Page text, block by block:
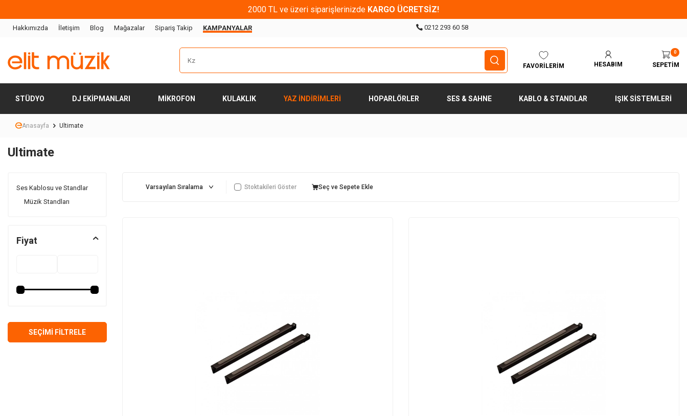
2000 TL ve üzeri siparişlerinizde KARGO ÜCRETSİZ!
Hakkımızda İletişim Blog Mağazalar Sipariş Takip KAMPANYALAR 0212 293 60 58
FAVORILERIM HESABIM
0
SEPETIM
STÜDYO DJ EKIPMANLARI MIKROFON KULAKLIK YAZ İNDİRİMLERİ HOPARLÖRLER SES & SAHNE KABLO & STANDLAR IŞIK SISTEMLERI
Anasayfa Ultimate
Ultimate
Ses Kablosu ve Standlar
Müzik Standları
Fiyat
SEÇIMI FILTRELE
Stoktakileri Göster Seç ve Sepete Ekle